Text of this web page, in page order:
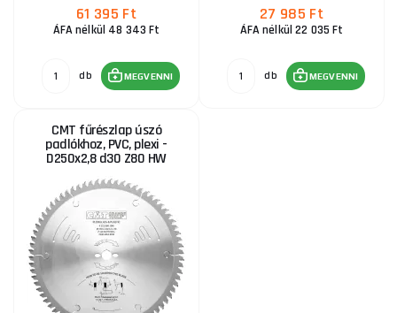
61 395 Ft
ÁFA nélkül 48 343 Ft
db MEGVENNI
27 985 Ft
ÁFA nélkül 22 035 Ft
db MEGVENNI
CMT fűrészlap úszó
padlókhoz, PVC, plexi -
D250x2,8 d30 Z80 HW